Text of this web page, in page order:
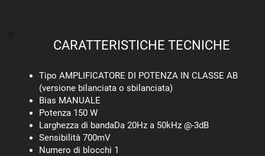
CARATTERISTICHE TECNICHE
Tipo AMPLIFICATORE DI POTENZA IN CLASSE AB
(versione bilanciata o sbilanciata)
Bias MANUALE
Potenza 150 W
Larghezza di bandaDa 20Hz a 50kHz @-3dB
Sensibilità 700mV
Numero di blocchi 1